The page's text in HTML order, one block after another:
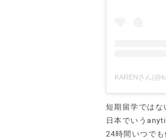
KARENさん
短期留学ではな
日本でいう
24時間いつで